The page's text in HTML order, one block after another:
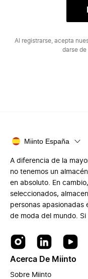
Al registrarse, acepta
darse de
Miinto España
A diferencia de la
no tenemos un
en absoluto. En
seleccionados,
personas apasionadas
de moda del mundo. Si
Acerca De Miinto
Sobre Miinto